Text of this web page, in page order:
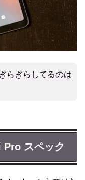
らぎらしてるのは
スペック